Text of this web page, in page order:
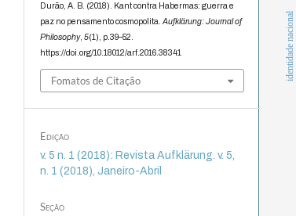
Durão, A. B. (2018). Kant contra Habermas: guerra e
paz no pensamento cosmopolita.Aufklärung: Journal of
Philosophy,5(1), p.39–52.
https://doi.org/10.18012/arf.2016.38341
Fomatos de Citação
Edição
v. 5 n. 1 (2018): Revista Aufklärung. v. 5,
n. 1 (2018), Janeiro-Abril
Seção
identidade nacional